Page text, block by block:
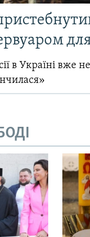
в Україні вже